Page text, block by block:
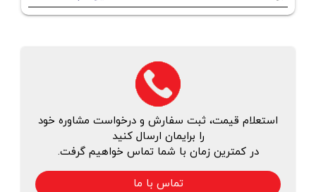
استعلام قیمت، ثبت سفارش و درخواست مشاوره خود
را برایمان ارسال کنید
در کمترین زمان با شما تماس خواهیم گرفت.
تماس با ما